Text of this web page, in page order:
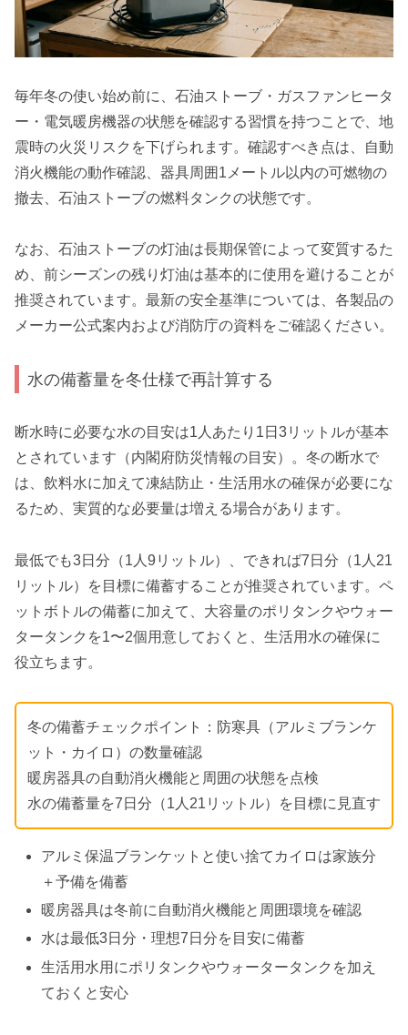
毎年冬の使い始め前に、石油ストーブ・ガスファンヒータ
ー・電気暖房機器の状態を確認する習慣を持つことで、地
震時の火災リスクを下げられます。確認すべき点は、自動
消火機能の動作確認、器具周囲1メートル以内の可燃物の
撤去、石油ストーブの燃料タンクの状態です。
なお、石油ストーブの灯油は長期保管によって変質するた
め、前シーズンの残り灯油は基本的に使用を避けることが
推奨されています。最新の安全基準については、各製品の
メーカー公式案内および消防庁の資料をご確認ください。
水の備蓄量を冬仕様で再計算する
断水時に必要な水の目安は1人あたり1日3リットルが基本
とされています（内閣府防災情報の目安）。冬の断水で
は、飲料水に加えて凍結防止・生活用水の確保が必要にな
るため、実質的な必要量は増える場合があります。
最低でも3日分（1人9リットル）、できれば7日分（1人21
リットル）を目標に備蓄することが推奨されています。ペ
ットボトルの備蓄に加えて、大容量のポリタンクやウォー
タータンクを1〜2個用意しておくと、生活用水の確保に
役立ちます。
冬の備蓄チェックポイント：防寒具（アルミブランケ
ット・カイロ）の数量確認
暖房器具の自動消火機能と周囲の状態を点検
水の備蓄量を7日分（1人21リットル）を目標に見直す
アルミ保温ブランケットと使い捨てカイロは家族分
＋予備を備蓄
暖房器具は冬前に自動消火機能と周囲環境を確認
水は最低3日分・理想7日分を目安に備蓄
生活用水用にポリタンクやウォータータンクを加え
ておくと安心